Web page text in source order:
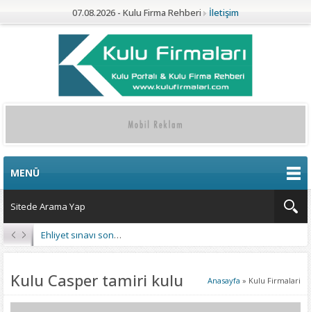
07.08.2026 - Kulu Firma Rehberi İletişim
MENÜ
Ehliyet sınavı sonuçları açıklandı
Anasayfa » Kulu Firmalari
Kulu Casper tamiri kulu